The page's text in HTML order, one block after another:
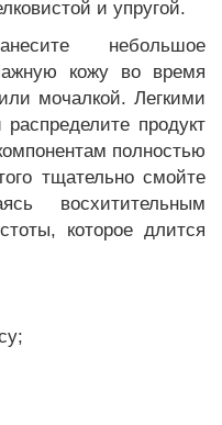
и упругой.
небольшое
кожу во время
мочалкой. Легкими
продукт
полностью
тщательно смойте
восхитительным
которое длится